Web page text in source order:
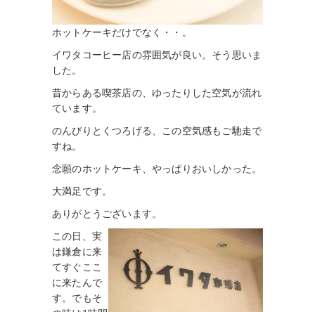
ホットケーキだけでなく・・。
イワタコーヒー店の雰囲気が良い。そう思いま
した。
昔からある喫茶店の、ゆったりした空気が流れ
ています。
のんびりとくつろげる、この空気感もご馳走で
すね。
念願のホットケーキ、やっぱりおいしかった。
大満足です。
ありがとうございます。
この日、実
は鎌倉に来
てすぐここ
に来たんで
す。でもそ